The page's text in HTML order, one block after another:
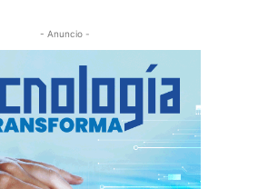
- Anuncio -